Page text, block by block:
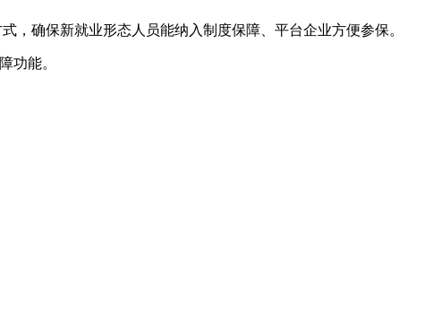
，确保新就业形态人员能纳入制度保障、平台企业方便参保。
功能。